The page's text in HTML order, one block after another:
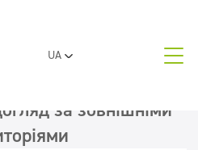
UA
RO
за зовнішніми